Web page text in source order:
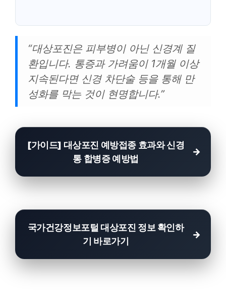
“대상포진은 피부병이 아닌 신경계 질
환입니다. 통증과 가려움이 1개월 이상
지속된다면 신경 차단술 등을 통해 만
성화를 막는 것이 현명합니다.”
[가이드] 대상포진 예방접종 효과와 신경
통 합병증 예방법
국가건강정보포털 대상포진 정보 확인하
기 바로가기